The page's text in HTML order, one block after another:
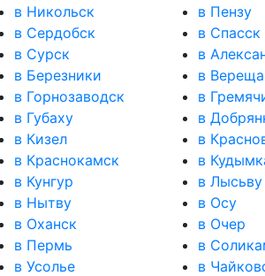
в Никольск
в Пензу
в Сердобск
в Спасск
в Сурск
в
в Березники
в
в Горнозаводск
в
в Губаху
в
в Кизел
в
в Краснокамск
в
в Кунгур
в Лысьву
в Нытву
в Осу
в Оханск
в Очер
в Пермь
в
в Усолье
в